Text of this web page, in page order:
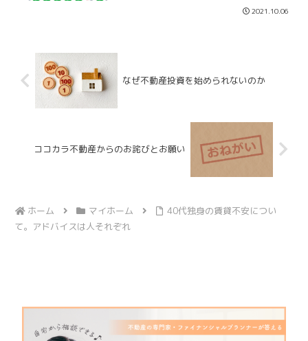
いる方の特徴として『希望や夢』と『現
実の予算』に大きな乖離があるからで
2021.10.06
なぜ不動産投資を始められないのか
ココカラ不動産からのお詫びとお願い
ホーム マイホーム
40代独身の賃貸不安につい
て。アドバイスは人それぞれ